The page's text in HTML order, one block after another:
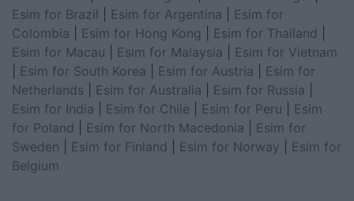
Esim for Brazil
Esim for Argentina
Esim for
Colombia
Esim for Hong Kong Esim for Thailand
Esim for Macau
Esim for Malaysia
Esim for Vietnam
Esim for South Korea Esim for Austria
Esim for
Netherlands
Esim for Australia Esim for Russia
Esim for India
Esim for Chile Esim for Peru
Esim
for Poland
Esim for North Macedonia
Esim for
Sweden
Esim for Finland Esim for Norway
Esim for
Belgium